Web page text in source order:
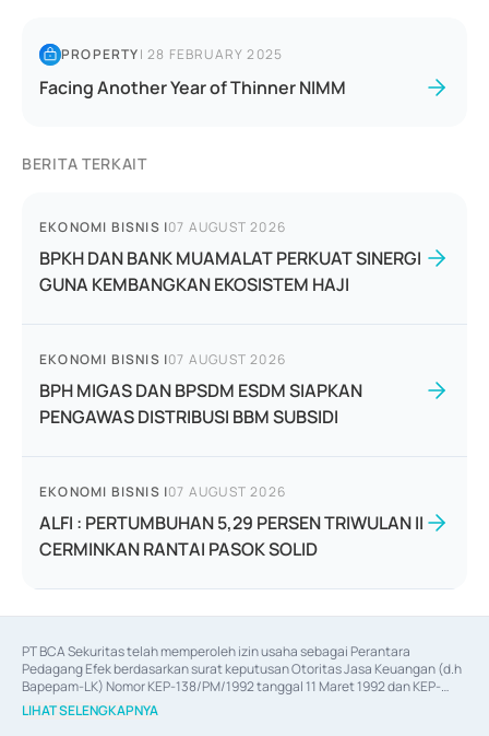
PROPERTY|28 FEBRUARY 2025
Facing Another Year of Thinner NIMM
BERITA TERKAIT
EKONOMI BISNIS |07 AUGUST 2026
BPKH DAN BANK MUAMALAT PERKUAT SINERGI
GUNA KEMBANGKAN EKOSISTEM HAJI
EKONOMI BISNIS |07 AUGUST 2026
BPH MIGAS DAN BPSDM ESDM SIAPKAN
PENGAWAS DISTRIBUSI BBM SUBSIDI
EKONOMI BISNIS |07 AUGUST 2026
ALFI : PERTUMBUHAN 5,29 PERSEN TRIWULAN II
CERMINKAN RANTAI PASOK SOLID
PT BCA Sekuritas telah memperoleh izin usaha sebagai Perantara
Pedagang Efek berdasarkan surat keputusan Otoritas Jasa Keuangan (d.h
Bapepam-LK) Nomor KEP-138/PM/1992 tanggal 11 Maret 1992 dan KEP-
06/D.04/2014 tanggal 28 Februari 2014, izin usaha sebagai Penjamin Emisi
Efek berdasarkan surat keputusan Otoritas Jasa Keuangan Nomor KEP-
LIHAT SELENGKAPNYA